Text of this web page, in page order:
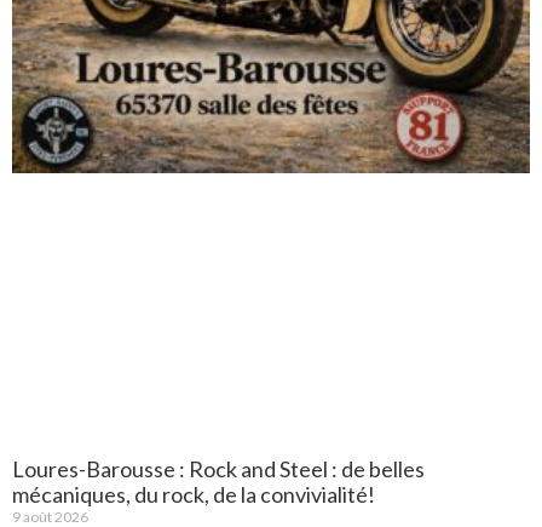
Loures-Barousse : Rock and Steel : de belles
mécaniques, du rock, de la convivialité!
9 août 2026